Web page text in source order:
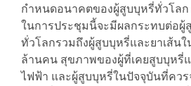
กำหนดอนาคตของผู้สูบบุหรี่ทั่วโล
ในการประชุมนี้จะมีผลกระทบต่อ
ทั่วโลกรวมถึงผู้สูบบุหรี่และยาเส้นใ
ล้านคน สุขภาพของผู้ที่เคยสูบบุหรี่
ไฟฟ้า และผู้สูบบุหรี่ในปัจจุบันที่ควร